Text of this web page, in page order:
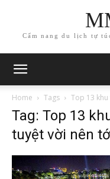
Cẩm nang du lịch tự
Home Tags Top 13
Tag: Top 13
tuyệt vời nên